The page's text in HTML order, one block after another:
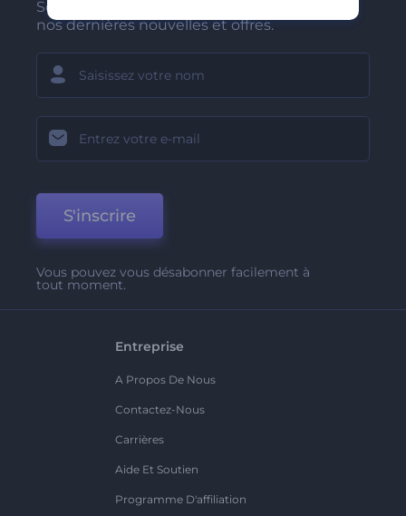
Soyez parmi les premiers à recevoir
nos dernières nouvelles et offres.
S'inscrire
Vous pouvez vous désabonner facilement à
tout moment.
Entreprise
A Propos De Nous
Contactez-Nous
Carrières
Aide Et Soutien
Programme D'affiliation